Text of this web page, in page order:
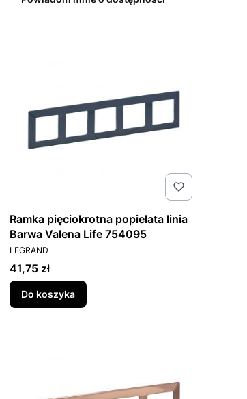
Ramka pięciokrotna popielata linia
Barwa Valena Life 754095
PRODUCENT
LEGRAND
Cena
41,75 zł
Do koszyka